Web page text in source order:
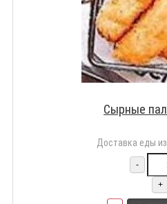
Сырные
Доставка еды
-
+